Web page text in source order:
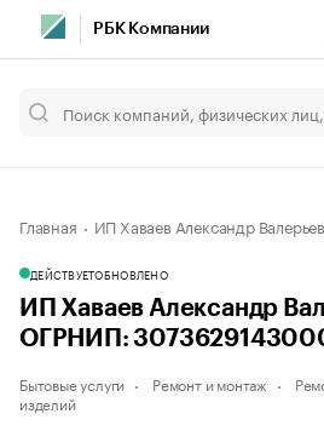
РБК Компании
Главная ИП Хаваев Александр
ДЕЙСТВУЕТОБНОВЛЕНО
ИП Хаваев Александр
ОГРНИП:
Бытовые услуги Ремонт и монтаж
изделий